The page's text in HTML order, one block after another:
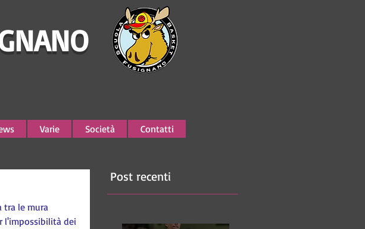
Varie Società Contatti
le mura
l'impossibilità dei
Post recenti